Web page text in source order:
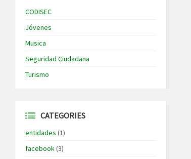
CODISEC
Jóvenes
Musica
Seguridad Ciudadana
Turismo
CATEGORIES
entidades (1)
facebook(3)